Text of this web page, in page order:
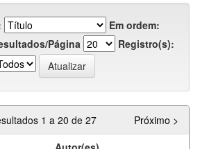
Em ordem:
Página
Registro(s):
1 a 20 de 27
Próximo >